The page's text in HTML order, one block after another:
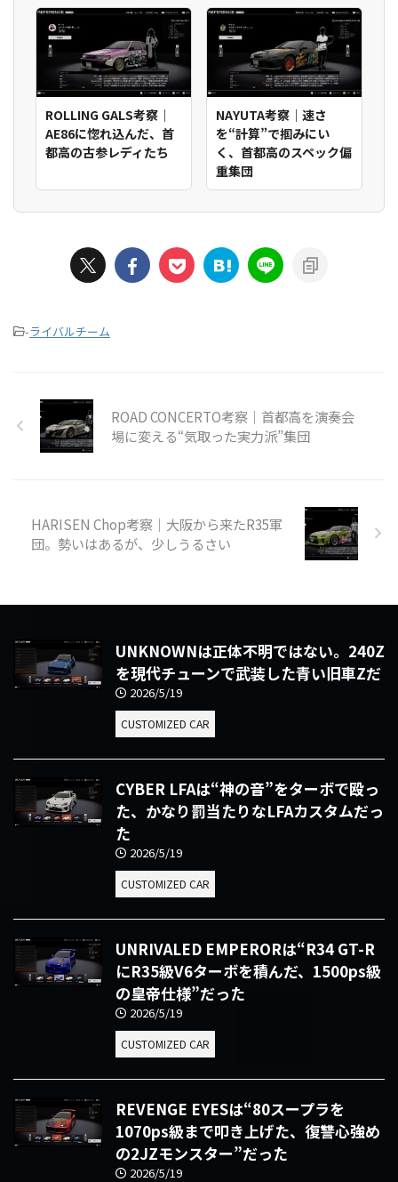
ROLLING GALS考察｜
AE86に惚れ込んだ、首
都高の古参レディたち
NAYUTA考察｜速さ
を“計算”で掴みにい
く、首都高のスペック偏
重集団
-ライバルチーム
ROAD CONCERTO考察｜首都高を演奏会
場に変える“気取った実力派”集団
HARISEN Chop考察｜大阪から来たR35軍
団。勢いはあるが、少しうるさい
UNKNOWNは正体不明ではない。240Z
を現代チューンで武装した青い旧車Zだ
2026/5/19
CUSTOMIZED CAR
CYBER LFAは“神の音”をターボで殴っ
た、かなり罰当たりなLFAカスタムだっ
た
2026/5/19
CUSTOMIZED CAR
UNRIVALED EMPERORは“R34 GT-R
にR35級V6ターボを積んだ、1500ps級
の皇帝仕様”だった
2026/5/19
CUSTOMIZED CAR
REVENGE EYESは“80スープラを
1070ps級まで叩き上げた、復讐心強め
の2JZモンスター”だった
2026/5/19